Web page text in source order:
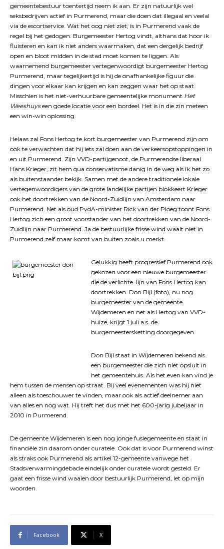
gemeentebestuur toentertijd neem ik aan. Er zijn natuurlijk wel
seksbedrijven actief in Purmerend, maar die doen dat illegaal en veelal
via de escortservice. Wat het oog niet ziet, is in Purmerend vaak de
regel bij het gedogen. Burgemeester Hertog vindt, althans dat hoor ik
fluisteren en kan ik niet anders waarmaken, dat een dergelijk bedrijf
open en bloot midden in de stad moet komen te liggen. Als
waarnemend burgemeester vertegenwoordigt burgemeester Hertog
Purmerend, maar tegelijkertijd is hij de onafhankelijke figuur die
dingen voor elkaar kan krijgen en kan zeggen waar het op staat.
Misschien is het niet-verhuurbare gemeentelijke monument Het
Weeshuyseen goede locatie voor een bordeel. Het is in die zin meteen
een win-win oplossing.
Helaas zal Fons Hertog te kort burgemeester van Purmerend zijn om
ook te verwachten dat hij iets zal doen aan de verkeersopstoppingen in
en uit Purmerend. Zijn VVD-partijgenoot, de Purmerendse liberaal
Hans Krieger, zit hem qua conservatisme danig in de weg als ik het zo
als buitenstaander bekijk. Samen met de andere traditionele lokale
vertegenwoordigers van de grote landelijke partijen blokkeert Krieger
ook het doortrekken van de Noord-Zuidlijn van Amsterdam naar
Purmerend. Net als oud PvdA-minister Rick van der Ploeg toont Fons
Hertog zich een groot voorstander van het doortrekken van de Noord-
Zuidlijn naar Purmerend. Ja de bestuurlijke frisse wind waait niet in
Purmerend zelf maar komt van buiten zoals u merkt.
Gelukkig heeft progressief Purmerend ook
gekozen voor een nieuwe burgemeester
die de verlichte lijn van Fons Hertog kan
doortrekken. Don Bijl (foto), nu nog
burgemeester van de gemeente
Wijdemeren en net als Hertog van VVD-
huize, krijgt 1 juli a.s. de
burgemeestersketting doorgegeven.
Don Bijl staat in Wijdemeren bekend als
een burgemeester die zich niet opsluit in
het gemeentehuis. Als het even kan vind je
hem tussen de mensen op straat. Bij veel evenementen was hij niet
alleen als toeschouwer te vinden, maar ook als actief deelnemer aan
van alles en nog wat. Hij treft het dus met het 600-jarig jubeljaar in
2010 in Purmerend.
De gemeente Wijdemeren is een nog jonge fusiegemeente en staat in
financiële zin daarom onder curatele. Ook dat is voor Purmerend winst
als straks ook Purmerend als artikel 12-gemeente vanwege het
Stadsverwarmingdebacle eindelijk onder curatele wordt gesteld. Er
gaat een frisse wind waaien door bestuurlijk Purmerend, let op mijn
woorden.
Facebook X